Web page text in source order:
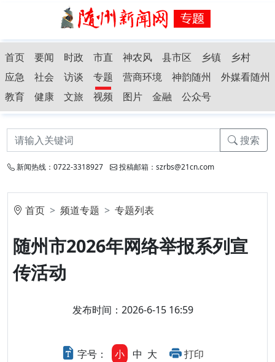
首页 要闻 时政 市直 神农风 县市区 乡镇
乡村
应急
社会 访谈 专题 营商环境 神韵随州
外媒看随州
教育
健康 文旅 视频 图片 金融 公众号
搜索
新闻热线：0722-3318927 投稿邮箱：szrbs@21cn.com
首页 频道专题 专题列表
随州市2026年网络举报系列宣
传活动
发布时间：2026-6-15 16:59
字号： 小 中 大 打印